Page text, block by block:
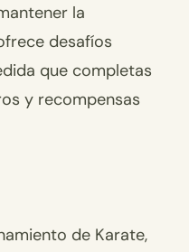
la
desafíos
que completas
y recompensas
de Karate,